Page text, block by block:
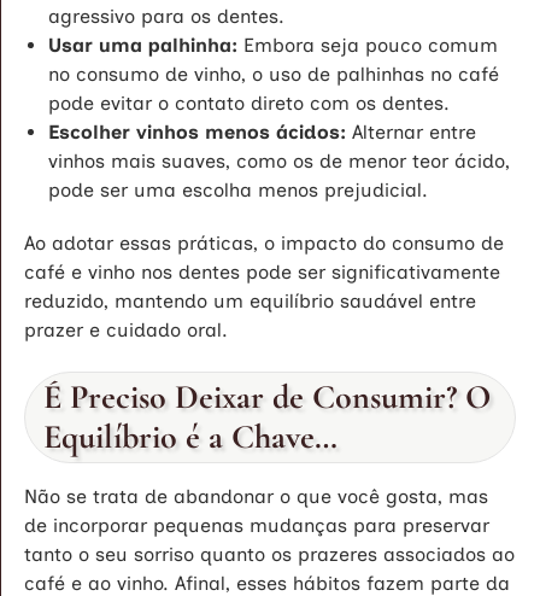
agressivo para os dentes.
Usar uma palhinha: Embora seja pouco comum
no consumo de vinho, o uso de palhinhas no café
pode evitar o contato direto com os dentes.
Escolher vinhos menos ácidos: Alternar entre
vinhos mais suaves, como os de menor teor ácido,
pode ser uma escolha menos prejudicial.
Ao adotar essas práticas, o impacto do consumo de
café e vinho nos dentes pode ser significativamente
reduzido, mantendo um equilíbrio saudável entre
prazer e cuidado oral.
É Preciso Deixar de Consumir? O
Equilíbrio é a Chave…
Não se trata de abandonar o que você gosta, mas
de incorporar pequenas mudanças para preservar
tanto o seu sorriso quanto os prazeres associados ao
café e ao vinho. Afinal, esses hábitos fazem parte da